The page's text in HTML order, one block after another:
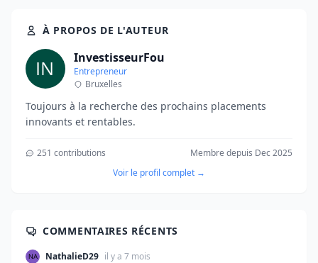
À PROPOS DE L'AUTEUR
InvestisseurFou
Entrepreneur
Bruxelles
Toujours à la recherche des prochains placements
innovants et rentables.
251 contributions
Membre depuis Dec 2025
Voir le profil complet →
COMMENTAIRES RÉCENTS
NathalieD29 il y a 7 mois